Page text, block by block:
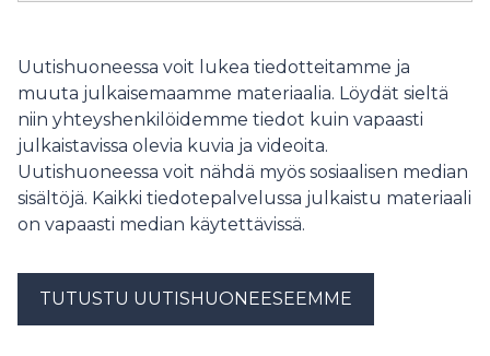
Uutishuoneessa voit lukea tiedotteitamme ja
muuta julkaisemaamme materiaalia. Löydät sieltä
niin yhteyshenkilöidemme tiedot kuin vapaasti
julkaistavissa olevia kuvia ja videoita.
Uutishuoneessa voit nähdä myös sosiaalisen median
sisältöjä. Kaikki tiedotepalvelussa julkaistu materiaali
on vapaasti median käytettävissä.
TUTUSTU UUTISHUONEESEEMME